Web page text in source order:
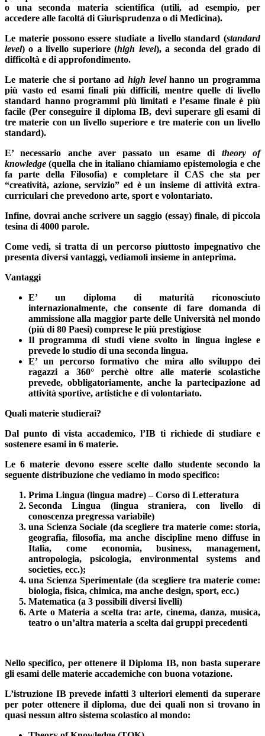
o una seconda materia scientifica (utili, ad esempio, per
accedere alle facoltà di Giurisprudenza o di Medicina).
Le materie possono essere studiate a livello standard (standard
level) o a livello superiore (high level), a seconda del grado di
difficoltà e di approfondimento.
Le materie che si portano ad high levelhanno un programma
più vasto ed esami finali più difficili, mentre quelle di livello
standard hanno programmi più limitati e l’esame finale è più
facile (Per conseguire il diploma IB, devi superare gli esami di
tre materie con un livello superiore e tre materie con un livello
standard).
E’ necessario anche aver passato un esame di theory of
knowledge(quella che in italiano chiamiamo epistemologia e che
fa parte della Filosofia) e completare il CAS che sta per
“creatività, azione, servizio” ed è un insieme di attività extra-
curriculari che prevedono arte, sport e volontariato.
Infine, dovrai anche scrivere un saggio (essay) finale, di piccola
tesina di 4000 parole.
Come vedi, si tratta di un percorso piuttosto impegnativo che
presenta diversi vantaggi, vediamoli insieme in anteprima.
Vantaggi
E’ un diploma di maturità riconosciuto
internazionalmente, che consente di fare domanda di
ammissione alla maggior parte delle Università nel mondo
(più di 80 Paesi) comprese le più prestigiose
Il programma di studi viene svolto in lingua inglese e
prevede lo studio di una seconda lingua.
E’ un percorso formativo che mira allo sviluppo dei
ragazzi a 360° perchè oltre alle materie scolastiche
prevede, obbligatoriamente, anche la partecipazione ad
attività sportive, artistiche e di volontariato.
Quali materie studierai?
Dal punto di vista accademico, l’IB ti richiede di studiare e
sostenere esami in 6 materie.
Le 6 materie devono essere scelte dallo studente secondo la
seguente distribuzione che vediamo in modo specifico:
Prima Lingua (lingua madre) – Corso di Letteratura
Seconda Lingua (lingua straniera, con livello di
conoscenza pregressa variabile)
una Scienza Sociale (da scegliere tra materie come: storia,
geografia, filosofia, ma anche discipline meno diffuse in
Italia, come economia, business, management,
antropologia, psicologia, environmental systems and
societies, ecc.);
unaScienza Sperimentale (da scegliere tra materie come:
biologia, fisica, chimica, ma anche design, sport, ecc.)
Matematica (a 3 possibili diversi livelli)
Arte o Materia a scelta tra: arte, cinema, danza, musica,
teatro o un’altra materia a scelta dai gruppi precedenti
Nello specifico, per ottenere il Diploma IB, non basta superare
gli esami delle materie accademiche con buona votazione.
L’istruzione IB prevede infatti 3 ulteriori elementi da superare
per poter ottenere il diploma, due dei quali non si trovano in
quasi nessun altro sistema scolastico al mondo: